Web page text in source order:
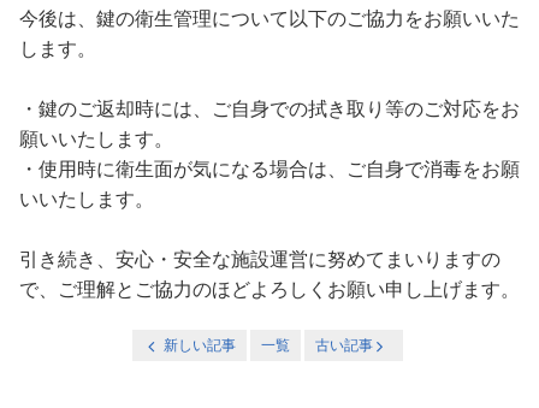
今後は、鍵の衛生管理について以下のご協力をお願いいた
します。
・鍵のご返却時には、ご自身での拭き取り等のご対応をお
願いいたします。
・使用時に衛生面が気になる場合は、ご自身で消毒をお願
いいたします。
引き続き、安心・安全な施設運営に努めてまいりますの
で、ご理解とご協力のほどよろしくお願い申し上げます。
新しい記事 一覧 古い記事